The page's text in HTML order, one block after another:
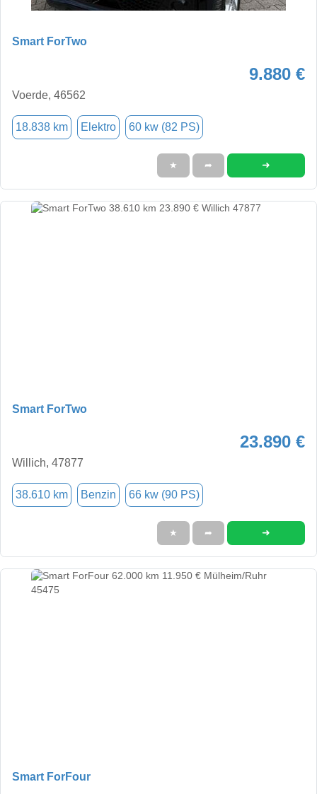
Smart ForTwo
9.880 €
Voerde, 46562
18.838 km Elektro 60 kw (82 PS)
★ ➦ ➜
Smart ForTwo
23.890 €
Willich, 47877
38.610 km Benzin 66 kw (90 PS)
★ ➦ ➜
Smart ForFour